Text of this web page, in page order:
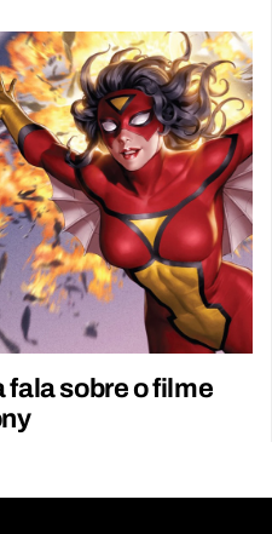
fala sobre o filme